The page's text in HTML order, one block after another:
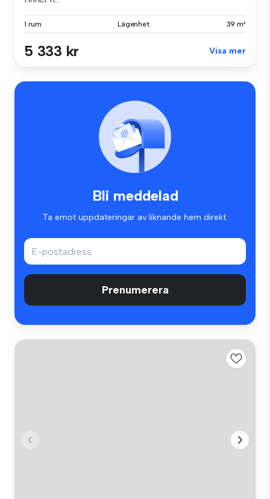
1 rum Lägenhet 39 m²
5 333 kr Visa mer
Bli meddelad
Ta emot uppdateringar av liknande hem direkt.
Prenumerera